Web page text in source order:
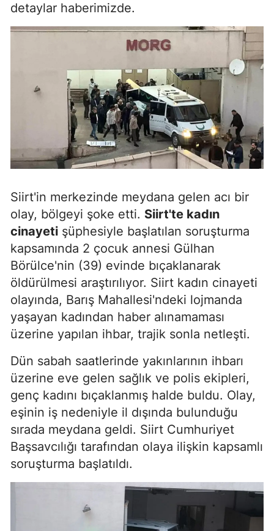
detaylar haberimizde.
Siirt'in merkezinde meydana gelen acı bir
olay, bölgeyi şoke etti. Siirt'te kadın
cinayeti şüphesiyle başlatılan soruşturma
kapsamında 2 çocuk annesi Gülhan
Börülce'nin (39) evinde bıçaklanarak
öldürülmesi araştırılıyor. Siirt kadın cinayeti
olayında, Barış Mahallesi'ndeki lojmanda
yaşayan kadından haber alınamaması
üzerine yapılan ihbar, trajik sonla netleşti.
Dün sabah saatlerinde yakınlarının ihbarı
üzerine eve gelen sağlık ve polis ekipleri,
genç kadını bıçaklanmış halde buldu. Olay,
eşinin iş nedeniyle il dışında bulunduğu
sırada meydana geldi. Siirt Cumhuriyet
Başsavcılığı tarafından olaya ilişkin kapsamlı
soruşturma başlatıldı.